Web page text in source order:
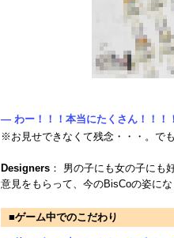
― わー！！！本当にたくさん！！！！
※お見せできなくて残念・・・。で
Designers ： 男の子にも女の子にも
意見をもらって、今のBisCoの姿にな
■ゲーム中でのこだわり